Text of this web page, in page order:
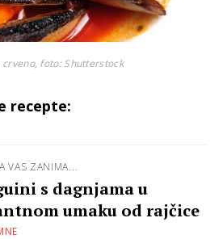
foto: Shutterstock
recepte:
VAS ZANIMA...
s dagnjama u
umaku od rajčice